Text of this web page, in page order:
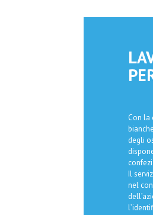
Con la
degli
Il
nel